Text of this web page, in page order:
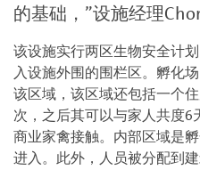
的基础，”设施经理
该设施实行两区生物安全计
入设施外围的围栏区。孵化
该区域，该区域还包括一个
次，之后其可以与家人共度
商业家禽接触。内部区域是
进入。此外，人员被分配到